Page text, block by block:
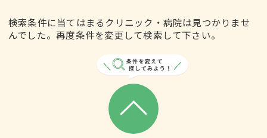
検索条件に当てはまるクリニック・病院は見つかりませ
んでした。再度条件を変更して検索して下さい。